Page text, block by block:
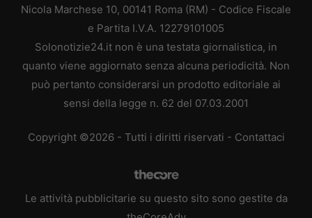
Nicola Marchese 10, 00141 Roma (RM) - Codice Fiscale
e Partita I.V.A. 12279101005
Solonotizie24.it non è una testata giornalistica, in
quanto viene aggiornato senza alcuna periodicità. Non
può pertanto considerarsi un prodotto editoriale ai
sensi della legge n. 62 del 07.03.2001
Copyright ©2026 - Tutti i diritti riservati - Contattaci
Le attività pubblicitarie su questo sito sono gestite da